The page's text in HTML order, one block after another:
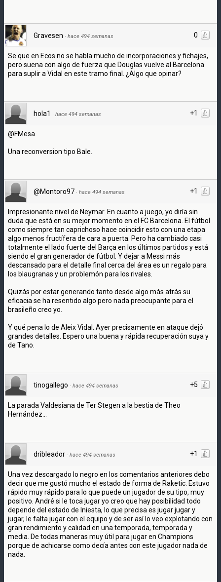
0
Gravesen · hace 494 semanas
Se que en Ecos no se habla mucho de incorporaciones y fichajes,
pero suena con algo de fuerza que Douglas vuelve al Barcelona
para suplir a Vidal en este tramo final. ¿Algo que opinar?
+1
hola1 · hace 494 semanas
@FMesa
Una reconversion tipo Bale.
+1
@Montoro97 · hace 494 semanas
Impresionante nivel de Neymar. En cuanto a juego, yo diría sin
duda que está en su mejor momento en el FC Barcelona. El fútbol
como siempre tan caprichoso hace coincidir esto con una etapa
algo menos fructífera de cara a puerta. Pero ha cambiado casi
totalmente el lado fuerte del Barça en los últimos partidos y está
siendo el gran generador de fútbol. Y dejar a Messi más
descansado para el detalle final cerca del área es un regalo para
los blaugranas y un problemón para los rivales.
Quizás por estar generando tanto desde algo más atrás su
eficacia se ha resentido algo pero nada preocupante para el
brasileño creo yo.
Y qué pena lo de Aleix Vidal. Ayer precisamente en ataque dejó
grandes detalles. Espero una buena y rápida recuperación suya y
de Tano.
+5
tinogallego · hace 494 semanas
La parada Valdesiana de Ter Stegen a la bestia de Theo
Hernández...
+1
dribleador · hace 494 semanas
Una vez descargado lo negro en los comentarios anteriores debo
decir que me gustó mucho el estado de forma de Raketic. Estuvo
rápido muy rápido para lo que puede un jugador de su tipo, muy
positivo. André si le toca jugar yo creo que hay posibilidad todo
depende del estado de Iniesta, lo que precisa es jugar jugar y
jugar, le falta jugar con el equipo y de ser así lo veo explotando con
gran rendimiento y calidad en una temporada, temporada y
media. De todas maneras muy útil para jugar en Champions
porque de achicarse como decía antes con este jugador nada de
nada.